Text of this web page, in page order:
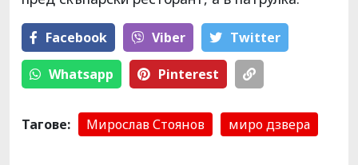
Facebook Viber Тwitter
Whatsapp Pinterest
Тагове: Мирослав Стоянов миро дзвера